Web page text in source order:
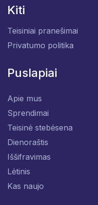
Kiti
Teisiniai pranešimai
Privatumo politika
Puslapiai
Apie mus
Sprendimai
Teisinė stebėsena
Dienoraštis
Iššifravimas
Lėtinis
Kas naujo